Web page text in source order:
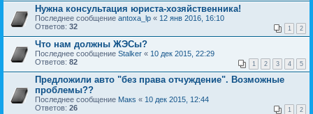
Нужна консультация юриста-хозяйственника!
Последнее сообщение antoxa_lp « 12 янв 2016, 16:10
Ответов: 32 1 2
Что нам должны ЖЭСы?
Последнее сообщение Stalker « 10 дек 2015, 22:29
Ответов: 82 1 2 3 4 5
Предложили авто "без права отчуждение". Возможные
проблемы??
Последнее сообщение Макs « 10 дек 2015, 12:44
Ответов: 26 1 2